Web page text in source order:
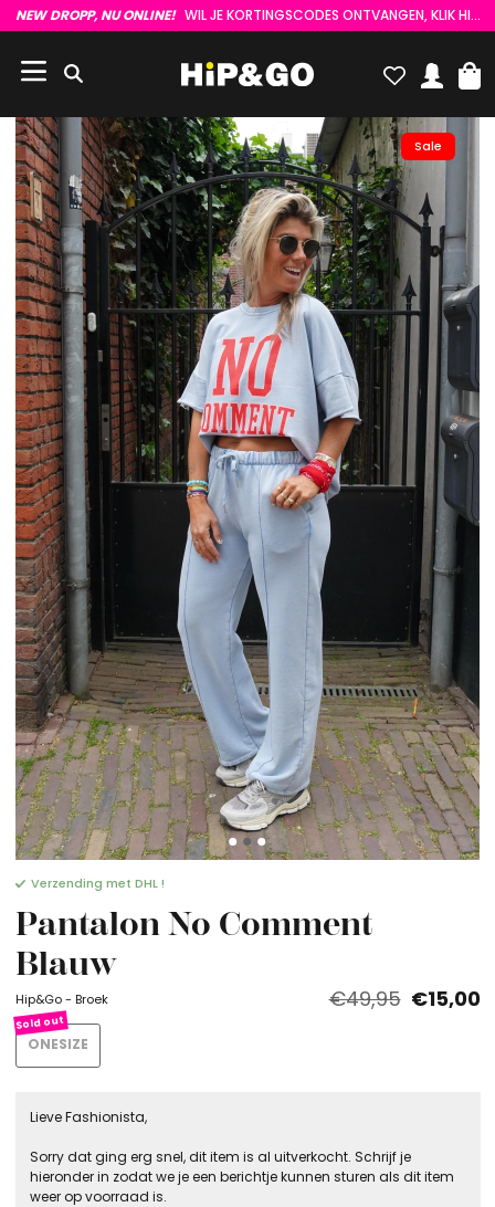
NEW DROPP, NU ONLINE! WIL JE KORTINGSCODES ONTVANGEN, KLIK HIER :)
Sale
Verzending met DHL !
Pantalon No Comment
Blauw
Hip&Go - Broek €49,95 €15,00
ONESIZE
Lieve Fashionista,
Sorry dat ging erg snel, dit item is al uitverkocht. Schrijf je
hieronder in zodat we je een berichtje kunnen sturen als dit item
weer op voorraad is.